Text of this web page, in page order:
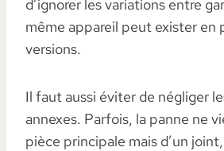
d’ignorer les variations entre
même appareil peut exister en
versions.
Il faut aussi éviter de négliger
annexes. Parfois, la panne ne
pièce principale mais d’un